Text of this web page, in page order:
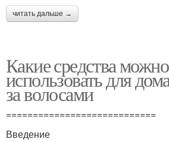
читать дальше →
Какие средства можно
использовать для
за волосами
============================
Введение